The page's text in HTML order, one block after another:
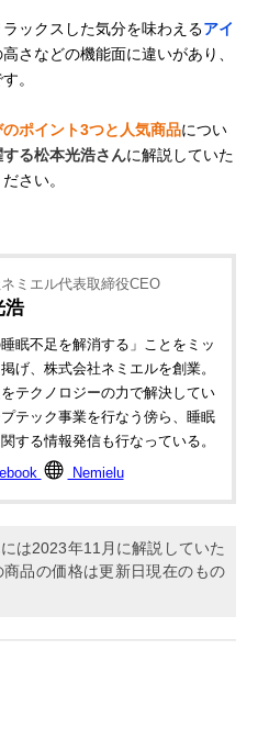
ックスした気分を味わえるアイ
さなどの機能面に違いがあり、
。
ポイント3つと人気商品につい
る松本光浩さんに解説していた
さい。
ミエル代表取締役CEO
浩
睡眠不足を解消する」ことをミッ
げ、株式会社ネミエルを創業。
テクノロジーの力で解決してい
プテック事業を行なう傍ら、睡眠
する情報発信も行なっている。
Nemielu
は2023年11月に解説していた
品の価格は更新日現在のもの